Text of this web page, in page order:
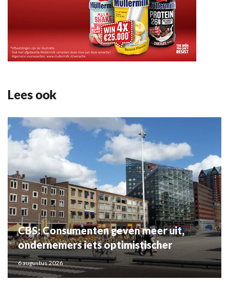
Lees ook
CBS: Consumenten geven meer uit,
ondernemers iets optimistischer
6 augustus 2026